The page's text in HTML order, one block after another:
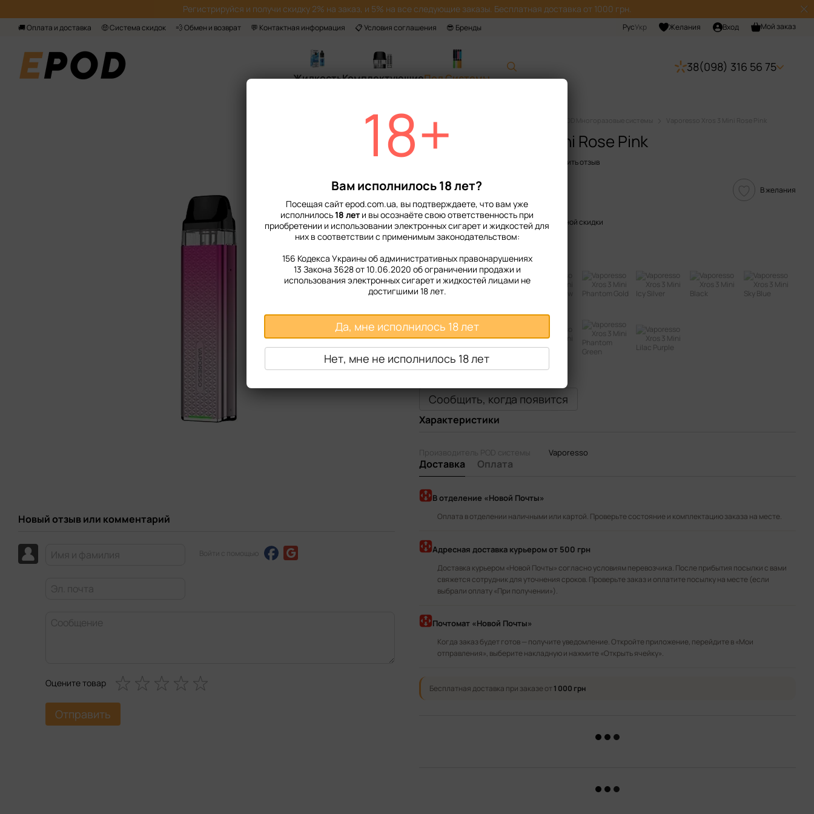
Регистрируйся‌ и получи скидку 2% на заказ, и 5% на все следующие заказы. Бесплатная доставка от 1000 грн.
🚚 Оплата и доставка 🤑 Система скидок 💨 Обмен и возврат 💬 Контактная информация 📋 Условия соглашения 😎 Бренды РусУкр Желания Вход Мой заказ
ЖидкостьКомплектующиеПод Системы
38(098) 316 56 75
Новый отзыв или комментарий
Войти с помощью
Оцените товар
Отправить
Главная POD Многоразовые системы Vaporesso Xros 3 Mini Rose Pink
Vaporesso Xros 3 Mini Rose Pink
Оставить отзыв
735 грн В желания
% Войтидля отображения накопительной скидки
Сообщить, когда появится
Характеристики
Производитель POD системы Vaporesso
Доставка Оплата
В отделение «Новой Почты»
Оплата в отделении наличными или картой. Проверьте состояние и комплектацию заказа на месте.
Адресная доставка курьеромот 500 грн
Доставка курьером «Новой Почты» согласно условиям перевозчика. После прибытия посылки с вами
свяжется сотрудник для уточнения сроков. Проверьте заказ и оплатите посылку на месте (если
выбрали оплату «При получении»).
Почтомат «Новой Почты»
Когда заказ будет готов — получите уведомление. Откройте приложение, перейдите в «Мои
отправления», выберите накладную и нажмите «Открыть ячейку».
Бесплатная доставка при заказе от 1 000 грн
18+
Вам исполнилось 18 лет?
Посещая сайт epod.com.ua, вы подтверждаете, что вам уже
исполнилось18 лет и вы осознаёте свою ответственность при
приобретении и использовании электронных сигарет и жидкостей для
них в соответствии с применимым законодательством:
156 Кодекса Украины об административных правонарушениях
13 Закона 3628 от 10.06.2020 об ограничении продажи и
использования электронных сигарет и жидкостей лицами не
достигшими 18 лет.
Да, мне исполнилось 18 лет
Нет, мне не исполнилось 18 лет